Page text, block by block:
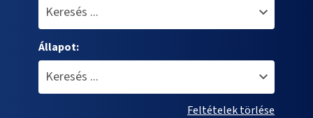
Állapot:
Feltételek törlése